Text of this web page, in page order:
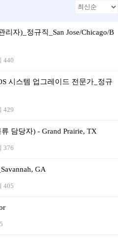
리자)_정규직_San Jose/Chicago/B
440
시스템 업그레이드 전문가_정규
429
담당자) - Grand Prairie, TX
376
GA
405